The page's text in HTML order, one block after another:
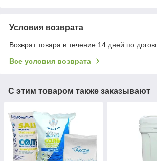
Условия возврата
Возврат товара в течение 14 дней по
Все условия возврата
С этим товаром также заказывают